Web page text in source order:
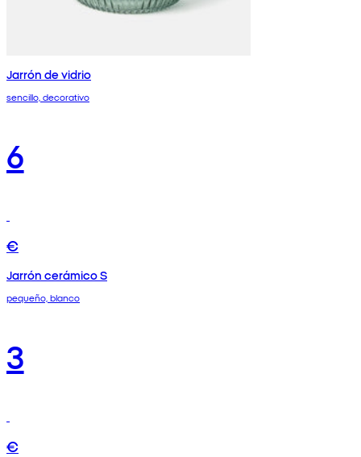
Jarrón de vidrio
sencillo, decorativo
6
€
Jarrón cerámico S
pequeño, blanco
3
€